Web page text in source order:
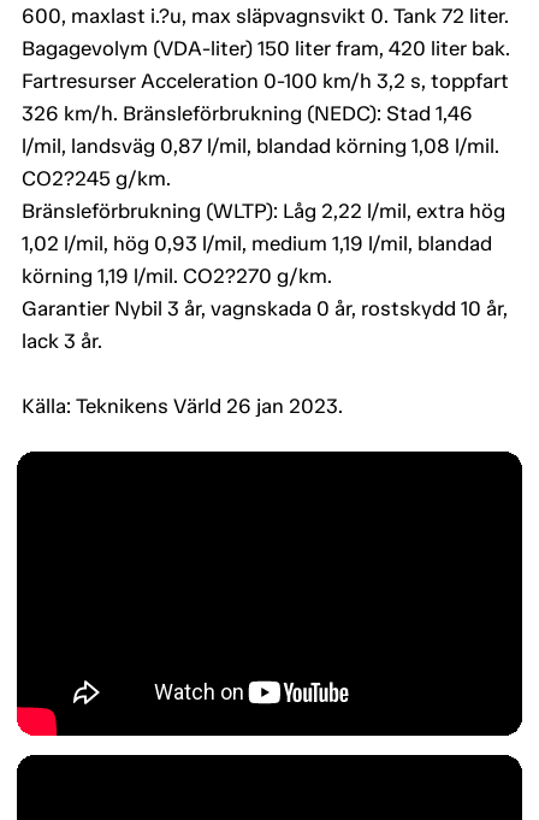
600, maxlast i.?u, max släpvagnsvikt 0. Tank 72 liter.
Bagagevolym (VDA-liter) 150 liter fram, 420 liter bak.
Fartresurser Acceleration 0-100 km/h 3,2 s, toppfart
326 km/h. Bränsleförbrukning (NEDC): Stad 1,46
l/mil, landsväg 0,87 l/mil, blandad körning 1,08 l/mil.
CO2?245 g/km.
Bränsleförbrukning (WLTP): Låg 2,22 l/mil, extra hög
1,02 l/mil, hög 0,93 l/mil, medium 1,19 l/mil, blandad
körning 1,19 l/mil. CO2?270 g/km.
Garantier Nybil 3 år, vagnskada 0 år, rostskydd 10 år,
lack 3 år.
Källa: Teknikens Värld 26 jan 2023.